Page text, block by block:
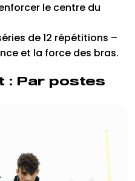
le centre du
de 12 répétitions –
et la force des bras.
: Par postes